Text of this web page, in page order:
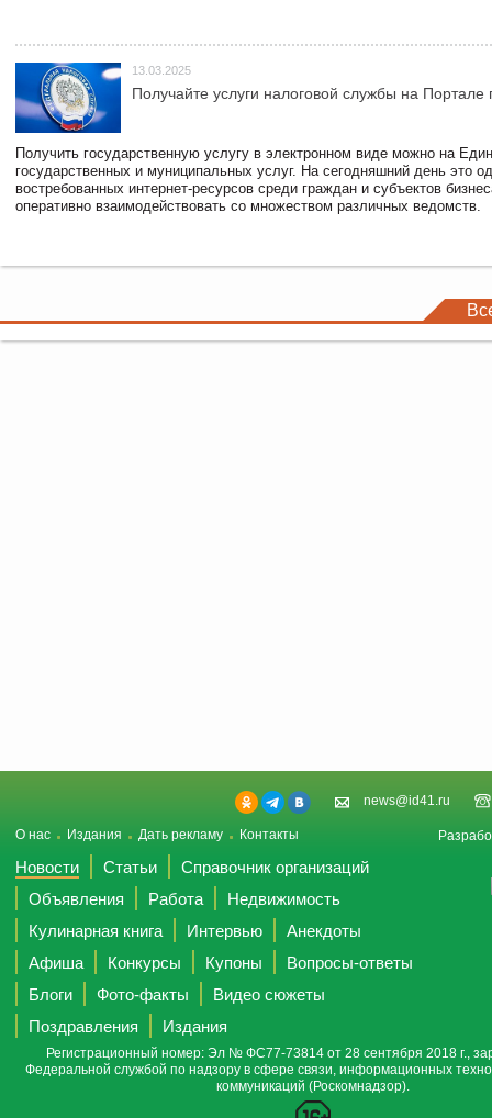
13.03.2025
Получайте услуги налоговой службы на Портале
Получить государственную услугу в электронном виде можно на
государственных и муниципальных услуг. На сегодняшний день это
востребованных интернет-ресурсов среди граждан и субъектов
оперативно взаимодействовать со множеством различных ведомств.
news@id41.ru
О нас Издания Дать рекламу Контакты
Новости Статьи
Справочник организаций
Объявления
Работа
Недвижимость
Кулинарная книга
Интервью
Анекдоты
Афиша
Конкурсы Купоны
Вопросы-ответы
Блоги
Фото-факты
Видео сюжеты
Поздравления
Издания
Регистрационный номер: Эл № ФС77-73814 от 28 сентября 2018 г.,
Федеральной службой по надзору в сфере связи, информационных
коммуникаций (Роскомнадзор).